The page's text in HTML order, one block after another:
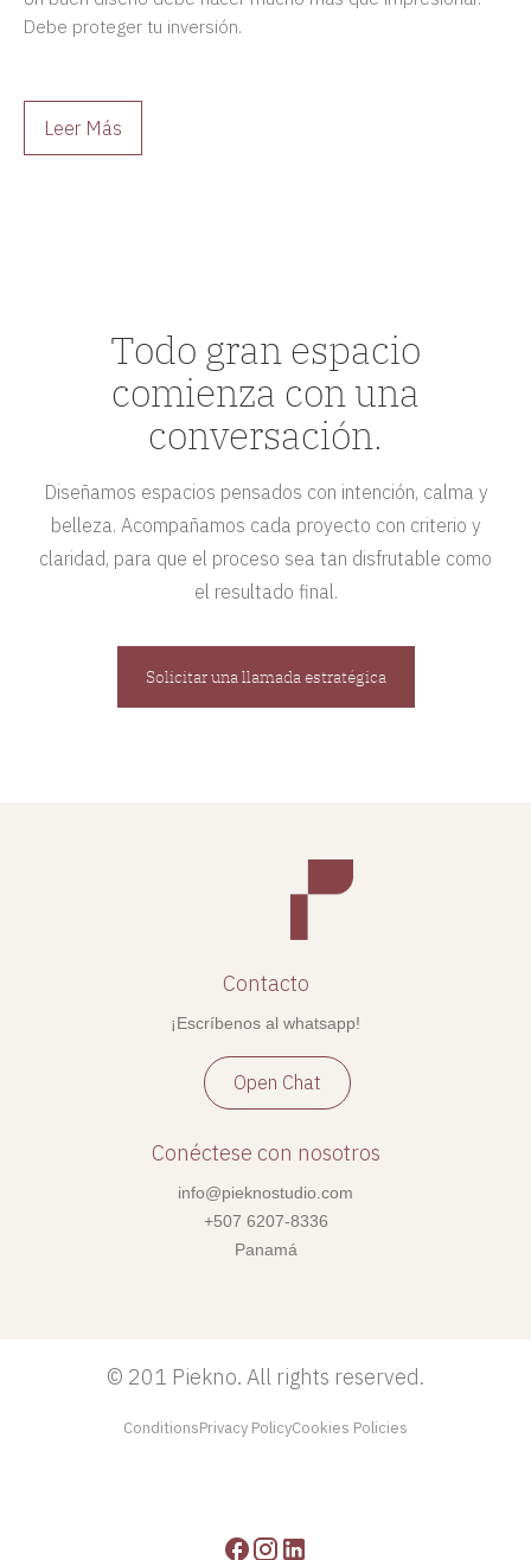
Debe proteger tu inversión.
Leer Más
Todo gran espacio
comienza con una
conversación.
Diseñamos espacios pensados con intención, calma y
belleza. Acompañamos cada proyecto con criterio y
claridad, para que el proceso sea tan disfrutable como
el resultado final.
Solicitar una llamada estratégica
Contacto
¡Escríbenos al whatsapp!
Open Chat
Conéctese con nosotros
info@pieknostudio.com
+507 6207-8336
Panamá
© 201 Piekno. All rights reserved.
ConditionsPrivacy PolicyCookies Policies